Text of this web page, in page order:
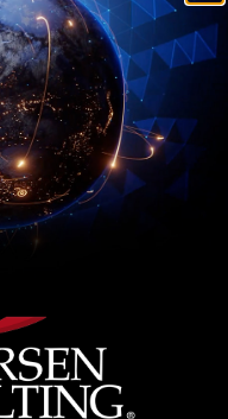
trazer ainda mais
para o
Saiba mais!